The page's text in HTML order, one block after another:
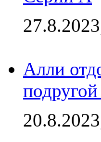
Алли